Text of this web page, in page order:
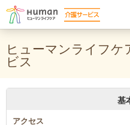
ヒューマンライフケ
ビス
基
アクセス